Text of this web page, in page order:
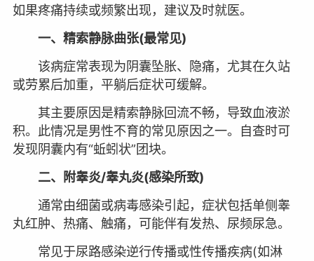
如果疼痛持续或频繁出现，建议及时就医。
一、精索静脉曲张(最常见)
该病症常表现为阴囊坠胀、隐痛，尤其在久站
或劳累后加重，平躺后症状可缓解。
其主要原因是精索静脉回流不畅，导致血液淤
积。此情况是男性不育的常见原因之一。自查时可
发现阴囊内有“蚯蚓状”团块。
二、附睾炎/睾丸炎(感染所致)
通常由细菌或病毒感染引起，症状包括单侧睾
丸红肿、热痛、触痛，可能伴有发热、尿频尿急。
常见于尿路感染逆行传播或性传播疾病(如淋